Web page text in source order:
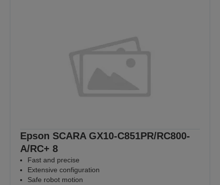
Epson SCARA GX10-C851PR/RC800-
A/RC+ 8
Fast and precise
Extensive configuration
Safe robot motion